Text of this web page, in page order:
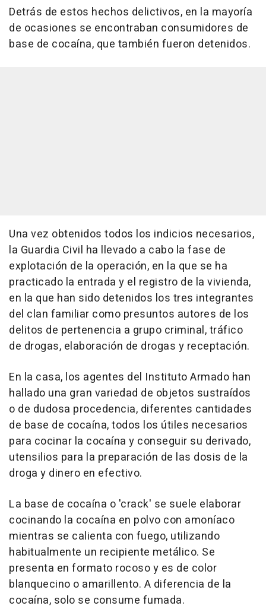
Detrás de estos hechos delictivos, en la mayoría
de ocasiones se encontraban consumidores de
base de cocaína, que también fueron detenidos.
Una vez obtenidos todos los indicios necesarios,
la Guardia Civil ha llevado a cabo la fase de
explotación de la operación, en la que se ha
practicado la entrada y el registro de la vivienda,
en la que han sido detenidos los tres integrantes
del clan familiar como presuntos autores de los
delitos de pertenencia a grupo criminal, tráfico
de drogas, elaboración de drogas y receptación.
En la casa, los agentes del Instituto Armado han
hallado una gran variedad de objetos sustraídos
o de dudosa procedencia, diferentes cantidades
de base de cocaína, todos los útiles necesarios
para cocinar la cocaína y conseguir su derivado,
utensilios para la preparación de las dosis de la
droga y dinero en efectivo.
La base de cocaína o 'crack' se suele elaborar
cocinando la cocaína en polvo con amoníaco
mientras se calienta con fuego, utilizando
habitualmente un recipiente metálico. Se
presenta en formato rocoso y es de color
blanquecino o amarillento. A diferencia de la
cocaína, solo se consume fumada.